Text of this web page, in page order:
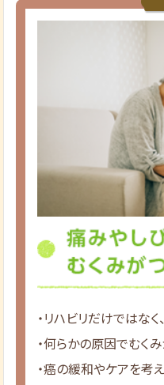
・リハビリだけではなく
・何らかの原因でむく
・癌の緩和やケアを考